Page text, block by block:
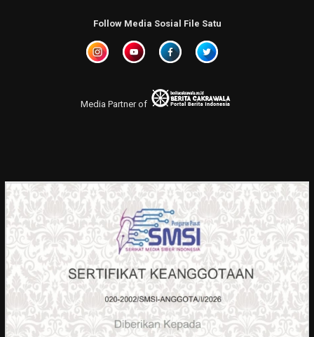
Follow Media Sosial File Satu
Media Partner of